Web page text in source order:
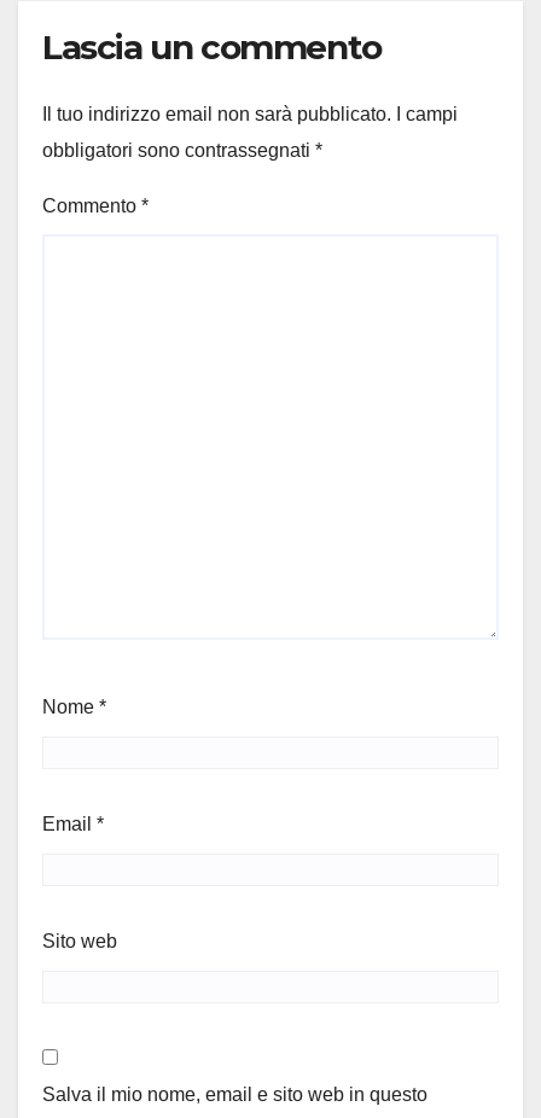
Lascia un commento
Il tuo indirizzo email non sarà pubblicato.
I campi
obbligatori sono contrassegnati *
Commento *
Nome *
Email *
Sito web
Salva il mio nome, email e sito web in questo